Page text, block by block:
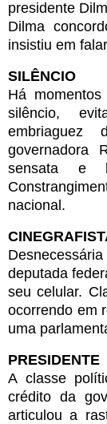
presidente
Dilma
insistiu em
SILÊNCIO
Há
silêncio,
governadora
sensata e
nacional.
deputada
seu celular.
ocorrendo em
uma
PRESIDENTE
A classe
crédito da
articulou a